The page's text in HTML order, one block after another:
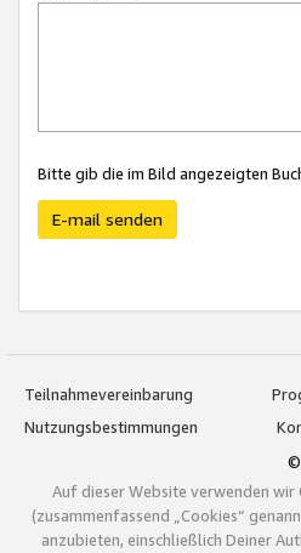
Bitte gib die im Bild angezeigten
E-mail senden
Teilnahmevereinbarung
Nutzungsbestimmungen
©
Auf dieser Website verwenden wir
(zusammenfassend „Cookies“
anzubieten, einschließlich Deiner